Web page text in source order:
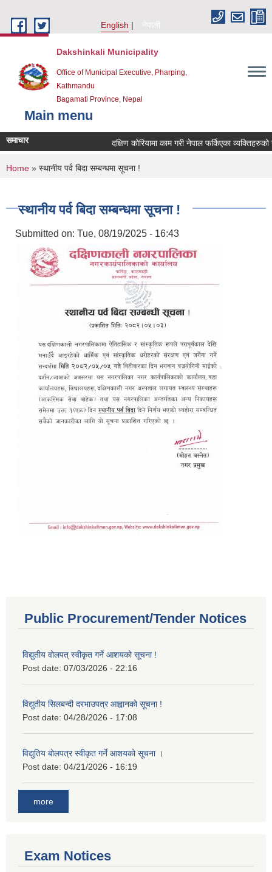
English
नेपाली
Dakshinkali Municipality
Office of Municipal Executive, Pharping,
Kathmandu
Bagamati Province, Nepal
Main menu
समाचार दक्षिण कोरियामा काम गरी नेपाल फर्किएका
You are here
Home » स्थानीय पर्व बिदा सम्बन्धमा सूचना !
स्थानीय पर्व बिदा सम्बन्धमा सूचना !
Submitted on: Tue, 08/19/2025 - 16:43
Public Procurement/Tender Notices
विद्युतीय वोलपत् स्वीकृत गर्ने आशयको सूचना !
Post date: 07/03/2026 - 22:16
विद्युतीय सिलबन्दी दरभाउपत्र आह्वानको सूचना !
Post date: 04/28/2026 - 17:08
विद्युतिय बोलपत्र स्वीकृत गर्ने आशयको सूचना ।
Post date: 04/21/2026 - 16:19
more
Exam Notices